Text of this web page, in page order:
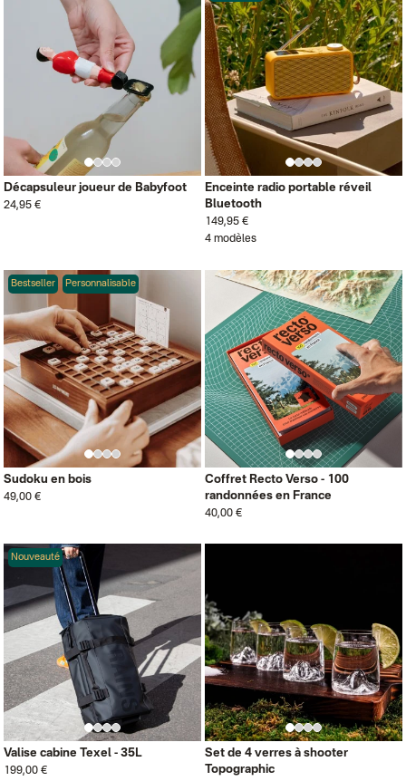
Décapsuleur joueur de Babyfoot
24,95 €
Enceinte radio portable réveil
Bluetooth
149,95 €
4 modèles
Bestseller Personnalisable
Sudoku en bois
49,00 €
Coffret Recto Verso - 100
randonnées en France
40,00 €
Nouveauté
Valise cabine Texel - 35L
199,00 €
Set de 4 verres à shooter
Topographic